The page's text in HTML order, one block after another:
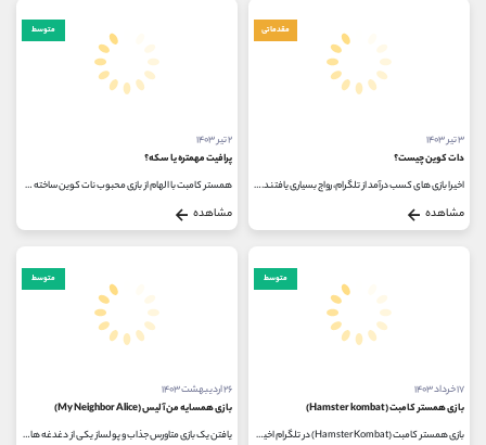
مقدماتی
۳ تیر ۱۴۰۳
دات کوین چیست؟
اخیرا بازی های کسب درآمد از تلگرام، رواج بسیاری یافتند. دات کوین با امکانات جدید خود در تلاش است تا ایردراپ خود را با ویژگی...
مشاهده
متوسط
۲ تیر ۱۴۰۳
پرافیت مهمتره یا سکه؟
همستر کامبت با الهام از بازی محبوب نات کوین ساخته شده است. با این تفاسیر، مکانیسم و ​​روند بازی متفاوت و کمی پیچیده تر از...
مشاهده
متوسط
۱۷ خرداد ۱۴۰۳
بازی همستر کامبت (Hamster kombat)
بازی همستر کامبت (Hamster Kombat) در تلگرام اخیراً محبوبیت زیادی پیدا کرده است. این بازی به کاربران این امکان را می دهد که به سادگی...
متوسط
۲۶ اردیبهشت ۱۴۰۳
بازی همسایه من آلیس (My Neighbor Alice)
یافتن یک بازی متاورس جذاب و پولساز یکی از دغدغه های اصلی گیمرهایی است که امروزه تلاش زیادی برای این صنعت می کنند. علیرغم تنوع...